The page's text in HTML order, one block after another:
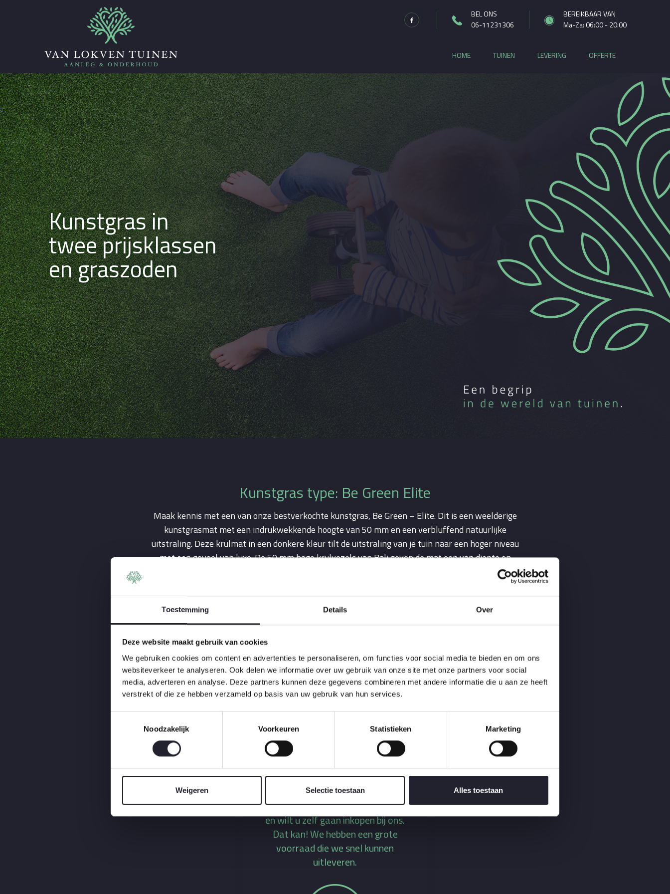
Toestemming Details Over
Deze website maakt gebruik van cookies
We gebruiken cookies om content en advertenties te personaliseren, om functies voor social media te bieden en om ons
websiteverkeer te analyseren. Ook delen we informatie over uw gebruik van onze site met onze partners voor social
media, adverteren en analyse. Deze partners kunnen deze gegevens combineren met andere informatie die u aan ze heeft
verstrekt of die ze hebben verzameld op basis van uw gebruik van hun services.
i
Noodzakelijk Voorkeuren Statistieken Marketing
Weigeren Selectie toestaan Alles toestaan
BEL ONS
06-11231306
BEREIKBAAR VAN
Ma-Za: 06:00 - 20:00
HOME TUINEN LEVERING OFFERTE
Kunstgras in
twee prijsklassen
en graszoden
Kunstgras type: Be Green Elite
Maak kennis met een van onze bestverkochte kunstgras, Be Green – Elite. Dit is een weelderige
kunstgrasmat met een indrukwekkende hoogte van 50 mm en een verbluffend natuurlijke
uitstraling. Deze krulmat in een donkere kleur tilt de uitstraling van je tuin naar een hoger niveau
met een gevoel van luxe. De 50 mm hoge krulvezels van Bali geven de mat een van diepte en
echte uitstraling, waardoor een weelderig gazon ontstaat dat direct in het oog springt en een zeer
Nieuwsgierig geworden
en wilt u zelf gaan inkopen bij ons.
Dat kan! We hebben een grote
voorraad die we snel kunnen
uitleveren.